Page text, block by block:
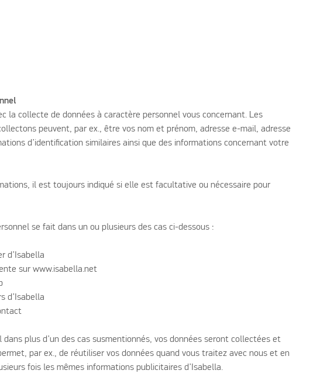
la collecte de données à caractère personnel vous concernant. Les
peuvent, par ex., être vos nom et prénom, adresse e-mail, adresse
d’identification similaires ainsi que des informations concernant votre
il est toujours indiqué si elle est facultative ou nécessaire pour
se fait dans un ou plusieurs des cas ci-dessous :
d’Isabella
sur www.isabella.net
d’Isabella
plus d’un des cas susmentionnés, vos données seront collectées et
par ex., de réutiliser vos données quand vous traitez avec nous et en
fois les mêmes informations publicitaires d’Isabella.